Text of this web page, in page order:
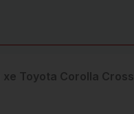
xe Toyota Corolla Cross